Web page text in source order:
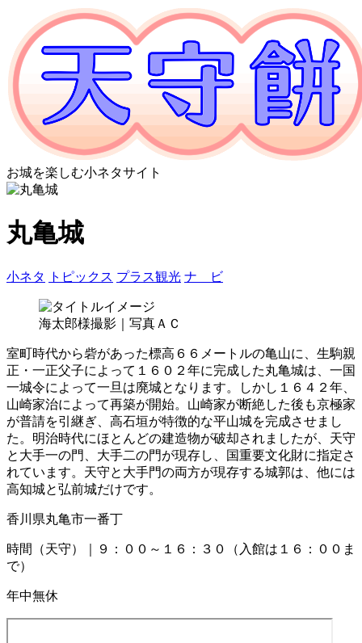
お城を楽しむ小ネタサイト
丸亀城
小ネタ トピックス プラス観光 ナ ビ
海太郎様撮影｜写真ＡＣ
室町時代から砦があった標高６６メートルの亀山に、生駒親
正・一正父子によって１６０２年に完成した丸亀城は、一国
一城令によって一旦は廃城となります。しかし１６４２年、
山崎家治によって再築が開始。山崎家が断絶した後も京極家
が普請を引継ぎ、高石垣が特徴的な平山城を完成させまし
た。明治時代にほとんどの建造物が破却されましたが、天守
と大手一の門、大手二の門が現存し、国重要文化財に指定さ
れています。天守と大手門の両方が現存する城郭は、他には
高知城と弘前城だけです。
香川県丸亀市一番丁
時間（天守）｜９：００～１６：３０（入館は１６：００ま
で）
年中無休